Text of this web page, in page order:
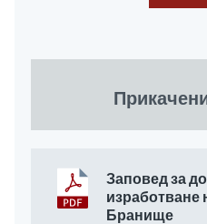
Заповед за
изработване
Бранище